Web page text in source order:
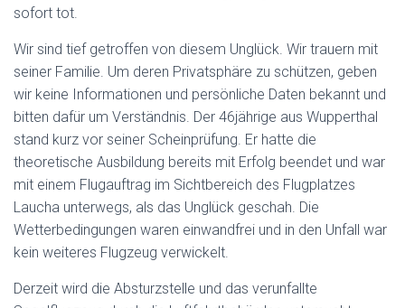
sofort tot.
Wir sind tief getroffen von diesem Unglück. Wir trauern mit
seiner Familie. Um deren Privatsphäre zu schützen, geben
wir keine Informationen und persönliche Daten bekannt und
bitten dafür um Verständnis. Der 46jährige aus Wupperthal
stand kurz vor seiner Scheinprüfung. Er hatte die
theoretische Ausbildung bereits mit Erfolg beendet und war
mit einem Flugauftrag im Sichtbereich des Flugplatzes
Laucha unterwegs, als das Unglück geschah. Die
Wetterbedingungen waren einwandfrei und in den Unfall war
kein weiteres Flugzeug verwickelt.
Derzeit wird die Absturzstelle und das verunfallte